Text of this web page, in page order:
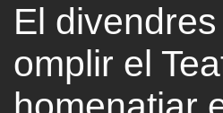
El
omplir el